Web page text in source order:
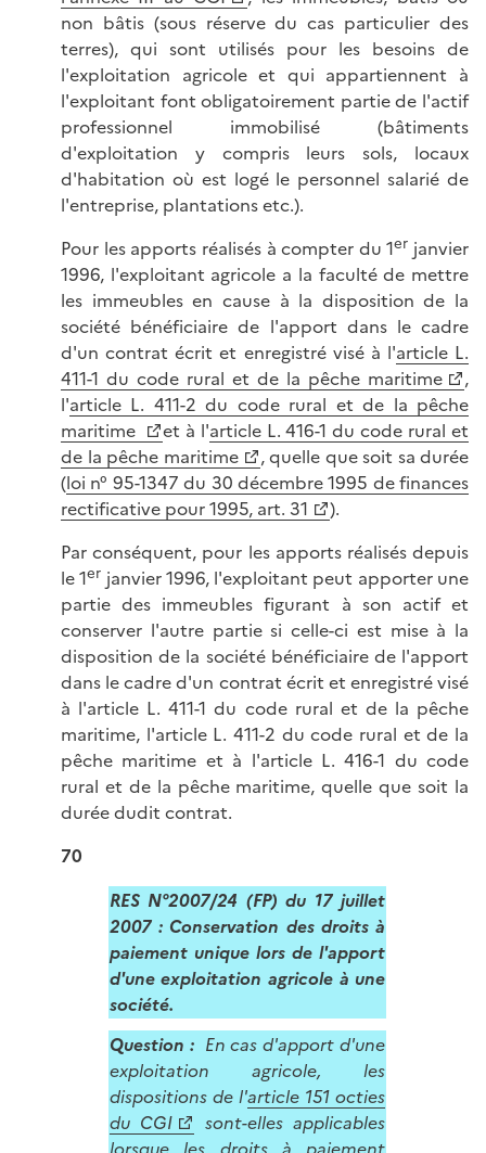
non bâtis (sous réserve du cas particulier des
terres), qui sont utilisés pour les besoins de
l'exploitation agricole et qui appartiennent à
l'exploitant font obligatoirement partie de l'actif
professionnel immobilisé (bâtiments
d'exploitation y compris leurs sols, locaux
d'habitation où est logé le personnel salarié de
l'entreprise, plantations etc.).
Pour les apports réalisés à compter du 1er janvier
1996, l'exploitant agricole a la faculté de mettre
les immeubles en cause à la disposition de la
société bénéficiaire de l'apport dans le cadre
d'un contrat écrit et enregistré visé à l'article L.
411-1 du code rural et de la pêche maritime
,
l'article L. 411-2 du code rural et de la pêche
maritime
et à l'article L. 416-1 du code rural et
de la pêche maritime
, quelle que soit sa durée
(loi n° 95-1347 du 30 décembre 1995 de finances
rectificative pour 1995, art. 31
).
Par conséquent, pour les apports réalisés depuis
le 1er janvier 1996, l'exploitant peut apporter une
partie des immeubles figurant à son actif et
conserver l'autre partie si celle-ci est mise à la
disposition de la société bénéficiaire de l'apport
dans le cadre d'un contrat écrit et enregistré visé
à l'article L. 411-1 du code rural et de la pêche
maritime, l'article L. 411-2 du code rural et de la
pêche maritime et à l'article L. 416-1 du code
rural et de la pêche maritime, quelle que soit la
durée dudit contrat.
70
RES N°2007/24 (FP) du 17 juillet
2007 : Conservation des droits à
paiement unique lors de l'apport
d'une exploitation agricole à une
société.
Question : En cas d'apport d'une
exploitation agricole, les
dispositions de l'article 151 octies
du CGI
sont-elles applicables